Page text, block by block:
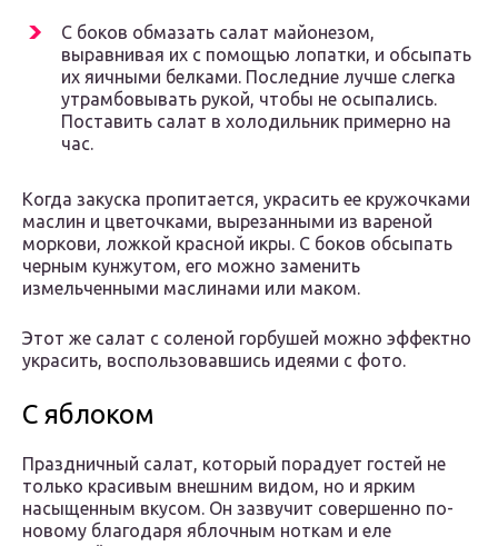
С боков обмазать салат майонезом,
выравнивая их с помощью лопатки, и обсыпать
их яичными белками. Последние лучше слегка
утрамбовывать рукой, чтобы не осыпались.
Поставить салат в холодильник примерно на
час.
Когда закуска пропитается, украсить ее кружочками
маслин и цветочками, вырезанными из вареной
моркови, ложкой красной икры. С боков обсыпать
черным кунжутом, его можно заменить
измельченными маслинами или маком.
Этот же салат с соленой горбушей можно эффектно
украсить, воспользовавшись идеями с фото.
С яблоком
Праздничный салат, который порадует гостей не
только красивым внешним видом, но и ярким
насыщенным вкусом. Он зазвучит совершенно по-
новому благодаря яблочным ноткам и еле